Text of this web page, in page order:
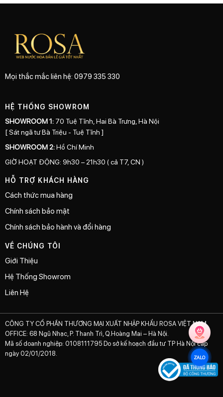
ZALO
Mọi thắc mắc liên hệ: 0979 335 330
HỆ THỐNG SHOWROM
SHOWROOM 1: 70 Tuệ Tĩnh, Hai Bà Trưng, Hà Nội
[ Sát ngã tư Bà Triệu - Tuệ Tĩnh ]
SHOWROOM 2:Hồ Chí Minh
GIỜ HOẠT ĐỘNG: 9h30 – 21h30 ( cả T7, CN )
HỖ TRỢ KHÁCH HÀNG
Cách thức mua hàng
Chính sách bảo mật
Chính sách bảo hành và đổi hàng
VỀ CHÚNG TÔI
Giới Thiệu
Hệ Thống Showrom
Liên Hệ
CÔNG TY CỔ PHẦN THƯƠNG MẠI XUẤT NHẬP KHẨU ROSA VIỆT NAM
OFFICE: 68 Ngũ Nhạc, P. Thanh Trì, Q.Hoàng Mai – Hà Nội.
Mã số doanh nghiệp: 0108111795 Do sở kế hoạch đầu tư TP Hà Nội cấp
ngày 02/01/2018.